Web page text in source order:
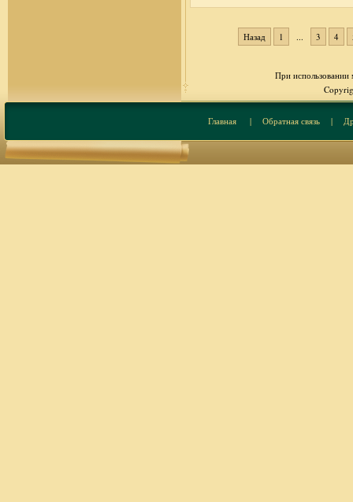
Назад 1 ... 3 4
При использовании
Главная| Обратная связь|